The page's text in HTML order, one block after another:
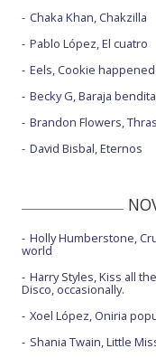
Chaka Khan, Chakzilla
Pablo López, El cuatro
Eels, Cookie happened
Becky G, Baraja bendita
Brandon Flowers,
David Bisbal, Eternos
Holly Humberstone,
world
Harry Styles, Kiss all
Disco, occasionally.
Xoel López, Oniria
Shania Twain, Little